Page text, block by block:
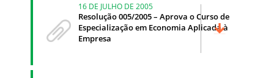
16 DE JULHO DE 2005
Resolução 005/2005 – Aprova o Curso de
Especialização em Economia Aplicada à
Empresa